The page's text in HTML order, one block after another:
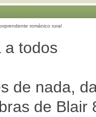
románico rural
a todos
de nada,
de Blair